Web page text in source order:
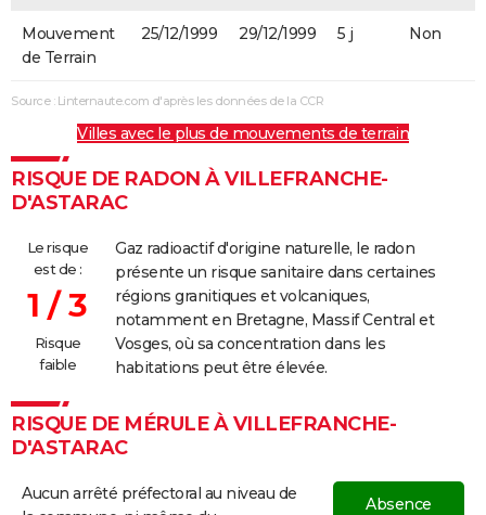
Mouvement
de Terrain
25/12/1999 29/12/1999 5 j Non
Source : Linternaute.com d'après les données de la CCR
Villes avec le plus de mouvements de terrain
RISQUE DE RADON À VILLEFRANCHE-
D'ASTARAC
Le risque
est de :
1 / 3
Risque
faible
Gaz radioactif d'origine naturelle, le radon
présente un risque sanitaire dans certaines
régions granitiques et volcaniques,
notamment en Bretagne, Massif Central et
Vosges, où sa concentration dans les
habitations peut être élevée.
RISQUE DE MÉRULE À VILLEFRANCHE-
D'ASTARAC
Aucun arrêté préfectoral au niveau de
Absence